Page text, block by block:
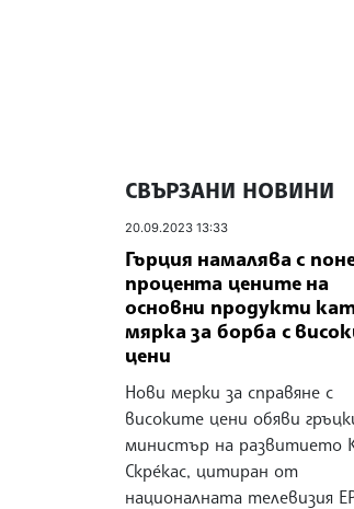
СВЪРЗАНИ НОВИНИ
20.09.2023 13:33
Гърция намалява с
процента цените на
основни продукти
мярка за борба с
цени
Нови мерки за справяне с
високите цени обяви
министър на развитието
Скре́кас, цитиран от
националната телевизия